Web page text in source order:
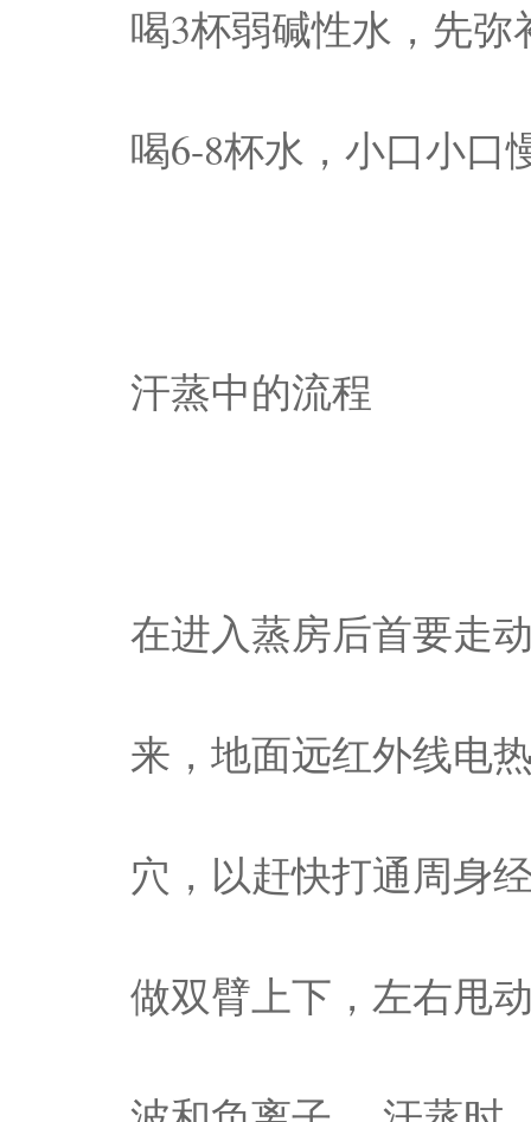
喝3杯弱碱性水，先
喝6-8杯水，小口小口
汗蒸中的流程
在进入蒸房后首要走
来，地面远红外线电
穴，以赶快打通周身
做双臂上下，左右甩